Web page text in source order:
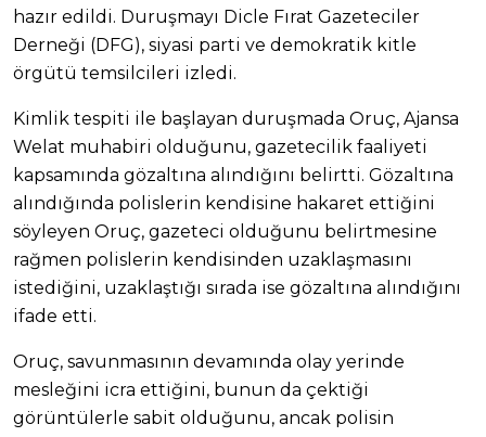
hazır edildi. Duruşmayı Dicle Fırat Gazeteciler
Derneği (DFG), siyasi parti ve demokratik kitle
örgütü temsilcileri izledi.
Kimlik tespiti ile başlayan duruşmada Oruç, Ajansa
Welat muhabiri olduğunu, gazetecilik faaliyeti
kapsamında gözaltına alındığını belirtti. Gözaltına
alındığında polislerin kendisine hakaret ettiğini
söyleyen Oruç, gazeteci olduğunu belirtmesine
rağmen polislerin kendisinden uzaklaşmasını
istediğini, uzaklaştığı sırada ise gözaltına alındığını
ifade etti.
Oruç, savunmasının devamında olay yerinde
mesleğini icra ettiğini, bunun da çektiği
görüntülerle sabit olduğunu, ancak polisin